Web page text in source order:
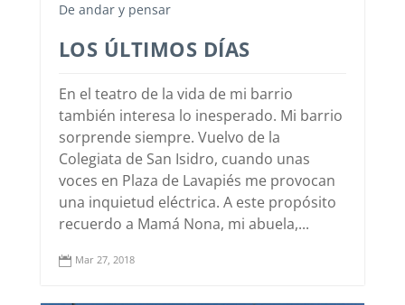
De andar y pensar
LOS ÚLTIMOS DÍAS
En el teatro de la vida de mi barrio
también interesa lo inesperado. Mi barrio
sorprende siempre. Vuelvo de la
Colegiata de San Isidro, cuando unas
voces en Plaza de Lavapiés me provocan
una inquietud eléctrica. A este propósito
recuerdo a Mamá Nona, mi abuela,...
 Mar 27, 2018